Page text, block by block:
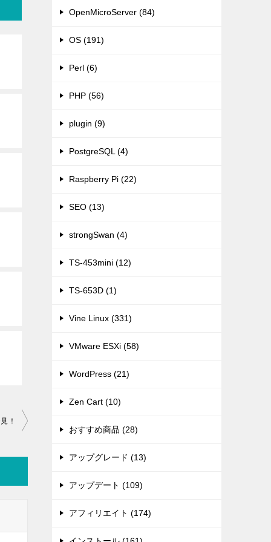
！
OpenMicroServer (84)
OS (191)
Perl (6)
PHP (56)
plugin (9)
PostgreSQL (4)
Raspberry Pi (22)
SEO (13)
strongSwan (4)
TS-453mini (12)
TS-653D (1)
Vine Linux (331)
VMware ESXi (58)
WordPress (21)
Zen Cart (10)
おすすめ商品 (28)
アップグレード (13)
アップデート (109)
アフィリエイト (174)